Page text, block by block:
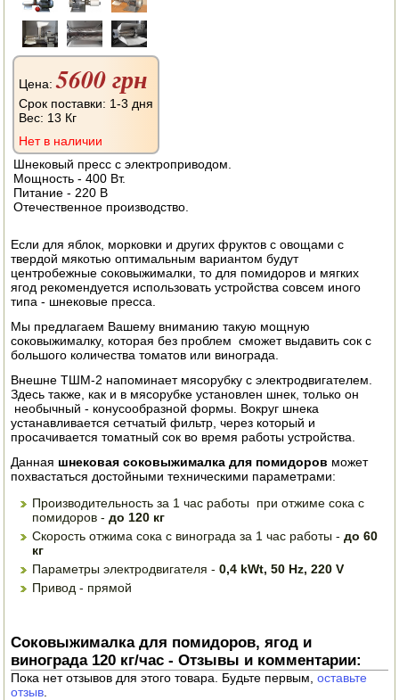
ШИНКОВКИ
ДЛЯ ДОМА И САДА
ОБОГРЕВАТЕЛИ
ДРОВОКОЛЫ
ГАЗОВЫЕ БАЛЛОНЫ
НАСТОЛЬНЫЕ ПЛИТЫ
ОПРЫСКИВАТЕЛИ
ЭЛЕКТРО ШАШЛЫЧНИЦЫ
СОКОВЫЖИМАЛКИ
СУШИЛКИ ПРОДУКТОВ
СОКОВАРКИ
ТОВАРЫ ДЛЯ ЗИМЫ
ДЛЯ ФЕРМЕРА
ОБОРУДОВАНИЕ ДЛЯ ПЧЕЛОВОДСТВА
ДОИЛЬНЫЕ АППАРАТЫ
ПОСУДА ДЛЯ КУХНИ
ДУШ ДЛЯ ДАЧИ И ДОМА
Цена:5600 грн
Срок поставки: 1-3 дня
Вес: 13 Кг
Нет в наличии
Шнековый пресс с электроприводом.
Мощность - 400 Вт.
Питание - 220 В
Отечественное производство.
Если для яблок, морковки и других фруктов с овощами с
твердой мякотью оптимальным вариантом будут
центробежные соковыжималки, то для помидоров и мягких
ягод рекомендуется использовать устройства совсем иного
типа - шнековые пресса.
Мы предлагаем Вашему вниманию такую мощную
соковыжималку, которая без проблем сможет выдавить сок с
большого количества томатов или винограда.
Внешне ТШМ-2 напоминает мясорубку с электродвигателем.
Здесь также, как и в мясорубке установлен шнек, только он
необычный - конусообразной формы. Вокруг шнека
устанавливается сетчатый фильтр, через который и
просачивается томатный сок во время работы устройства.
Данная шнековая соковыжималка для помидоров может
похвастаться достойными техническими параметрами:
Производительность за 1 час работы при отжиме сока с
помидоров -до 120 кг
Скорость отжима сока с винограда за 1 час работы -до 60
кг
Параметры электродвигателя -0,4 kWt, 50 Hz, 220 V
Привод - прямой
Соковыжималка для помидоров, ягод и
винограда 120 кг/час - Отзывы и комментарии:
Пока нет отзывов для этого товара. Будьте первым,оставьте
отзыв